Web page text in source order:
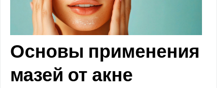
Основы применения
мазей от акне